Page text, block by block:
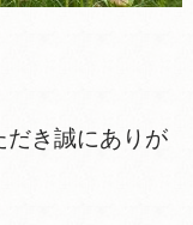
だき誠にありが